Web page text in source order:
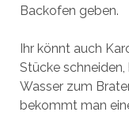
Backofen geben.
Ihr könnt auch
Stücke
Wasser zum
bekommt man